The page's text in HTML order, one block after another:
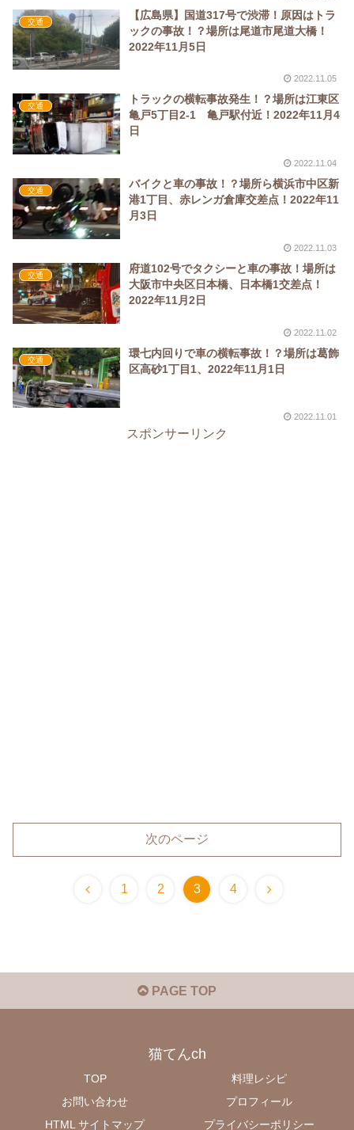
交通
【広島県】国道317号で渋滞！原因はトラ
ックの事故！？場所は尾道市尾道大橋！
2022年11月5日
2022.11.05
交通
トラックの横転事故発生！？場所は江東区
亀戸5丁目2-1 亀戸駅付近！2022年11月4
日
2022.11.04
交通
バイクと車の事故！？場所ら横浜市中区新
港1丁目、赤レンガ倉庫交差点！2022年11
月3日
2022.11.03
交通
府道102号でタクシーと車の事故！場所は
大阪市中央区日本橋、日本橋1交差点！
2022年11月2日
2022.11.02
交通
環七内回りで車の横転事故！？場所は葛飾
区高砂1丁目1、2022年11月1日
2022.11.01
スポンサーリンク
次のページ
1 2 3 4
PAGE TOP
猫てんch
TOP
料理レシピ
お問い合わせ
プロフィール
HTML サイトマップ
プライバシーポリシー